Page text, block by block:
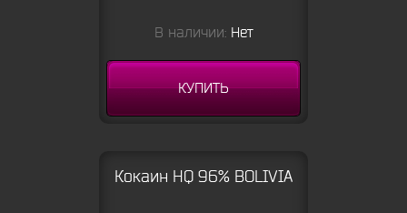
В наличии: Нет
КУПИТЬ
Кокаин HQ 96% BOLIVIA